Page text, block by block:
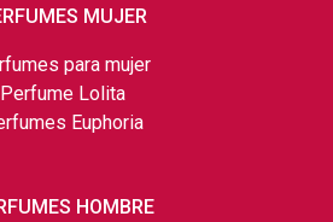
MUJER
para mujer
Perfume Lolita
Euphoria
HOMBRE